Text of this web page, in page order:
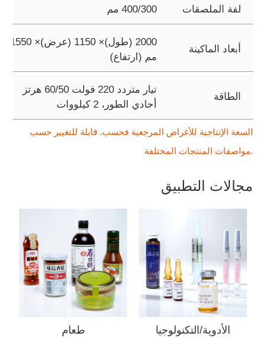
لفة الملصقات 300‏/400 مم
أبعاد الماكينة
2000 (طول)× 1150 (عرض)× 1550
مم (ارتفاع)
الطاقة
تيار متردد 220 فولت 50‏/60 هرتز
أحادي الطور، 2 كيلووات
السعة الإنتاجية للأغراض المرجعية فحسب. قابلة للتغيير حسب
مواصفات المنتجات المختلفة.
مجالات التطبيق
طعام
الأدوية/التكنولوجيا